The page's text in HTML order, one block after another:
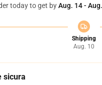
today to get byAug. 14 -
Shipping
Aug. 10
sicura